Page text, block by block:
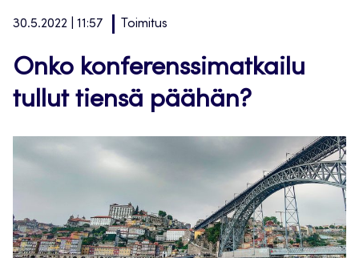
30.5.2022 | 11:57 Toimitus
Onko konferenssimatkailu
tullut tiensä päähän?